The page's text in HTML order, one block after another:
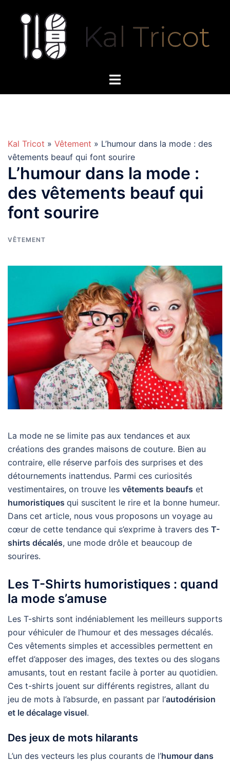
Kal Tricot » Vêtement » L’humour dans la mode : des
vêtements beauf qui font sourire
L’humour dans la mode :
des vêtements beauf qui
font sourire
VÊTEMENT
La mode ne se limite pas aux tendances et aux
créations des grandes maisons de couture. Bien au
contraire, elle réserve parfois des surprises et des
détournements inattendus. Parmi ces curiosités
vestimentaires, on trouve les vêtements beaufs et
humoristiques qui suscitent le rire et la bonne humeur.
Dans cet article, nous vous proposons un voyage au
cœur de cette tendance qui s’exprime à travers des T-
shirts décalés, une mode drôle et beaucoup de
sourires.
Les T-Shirts humoristiques : quand
la mode s’amuse
Les T-shirts sont indéniablement les meilleurs supports
pour véhiculer de l’humour et des messages décalés.
Ces vêtements simples et accessibles permettent en
effet d’apposer des images, des textes ou des slogans
amusants, tout en restant facile à porter au quotidien.
Ces t-shirts jouent sur différents registres, allant du
jeu de mots à l’absurde, en passant par l’autodérision
et le décalage visuel.
Des jeux de mots hilarants
L’un des vecteurs les plus courants de l’humour dans